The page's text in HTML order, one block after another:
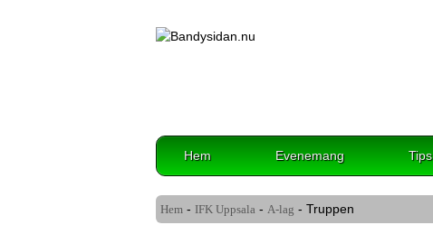
Hem Evenemang Tips
Hem - IFK Uppsala - A-lag - Truppen